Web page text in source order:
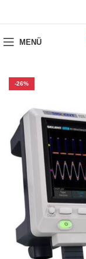
MENÜ
-26%